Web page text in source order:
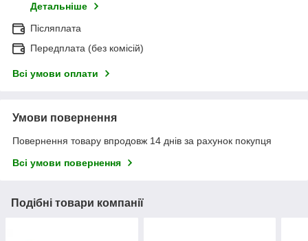
Детальніше
Післяплата
Передплата (без комісій)
Всі умови оплати
Умови повернення
Повернення товару впродовж 14 днів за рахунок покупця
Всі умови повернення
Подібні товари компанії